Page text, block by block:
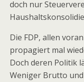
doch nur
Die FDP, allen
propagiert mal
Doch deren Politik
Weniger Brutto